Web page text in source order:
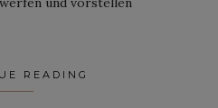
READING